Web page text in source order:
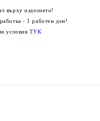
върху изделието!
- 1 работен ден!
условия ТУК